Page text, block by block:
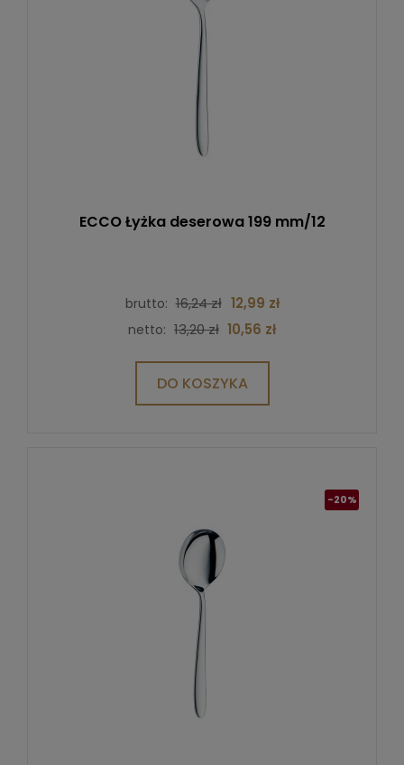
ECCO Łyżka deserowa 199 mm/12
brutto: 16,24 zł 12,99 zł
netto: 13,20 zł 10,56 zł
DO KOSZYKA
-20%